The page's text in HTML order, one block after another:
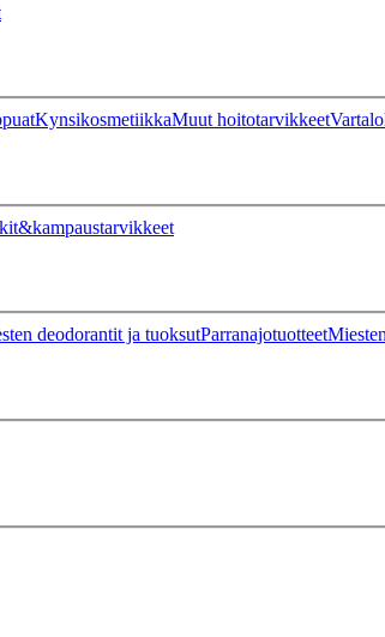
KynsikosmetiikkaMuut hoitotarvikkeet
deodorantit ja tuoksutParranajotuotteet